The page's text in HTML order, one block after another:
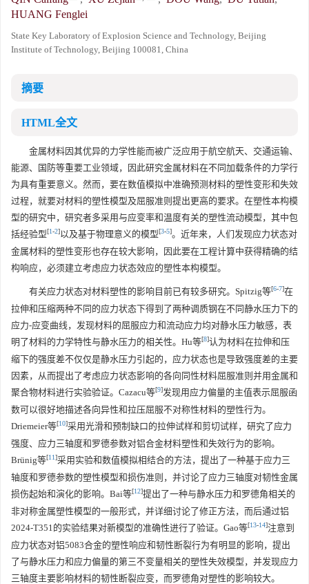
HUANG Fenglei
State Key Laboratory of Explosion Science and Technology, Beijing
Institute of Technology, Beijing 100081, China
摘要
HTML全文
金属材料因其优异的力学性能而被广泛应用于航空航天、交通运输、
能源、国防等重要工业领域，因此研究金属材料在不同加载条件的力学行
为具有重要意义。然而，要在数值模拟中准确预测材料的塑性变形和失效
过程，就要对材料的塑性模型及屈服准则提出更高的要求。在塑性本构模
型的研究中，研究者多采用与应变率和温度有关的塑性流动模型，其中包
括经验型[1-2]以及基于物理意义的模型[3-5]。近年来，人们发现应力状态对
金属材料的塑性变形也存在较大影响，因此要在工程计算中获得精确的结
构响应，必须建立考虑应力状态效应的塑性本构模型。
有关应力状态对材料塑性的影响目前已有较多研究。Spitzig等[6-7]在
拉伸和压缩两种不同的应力状态下得到了两种调质钢在不同静水压力下的
应力-应变曲线，发现材料的屈服应力和流动应力均对静水压力敏感，表
明了材料的力学特性与静水压力的相关性。Hu等[8]认为材料在拉伸和压
缩下的强度差不仅仅是静水压力引起的，应力状态也是导致强度差的主要
因素，从而提出了考虑应力状态影响的各向同性材料屈服准则并用金属和
聚合物材料进行实验验证。Cazacu等[9]发现用应力偏量的主值表示屈服函
数可以很好地描述各向异性和拉压屈服不对称性材料的塑性行为。
Driemeier等[10]采用光滑和预制缺口的拉伸试样和剪切试样，研究了应力
强度、应力三轴度和罗德参数对铝合金材料塑性和失效行为的影响。
Brünig等[11]采用实验和数值模拟相结合的方法，提出了一种基于应力三
轴度和罗德参数的塑性模型和损伤准则，并讨论了应力三轴度对韧性金属
损伤起始和演化的影响。Bai等[12]提出了一种与静水压力和罗德角相关的
非对称金属塑性模型的一般形式，并详细讨论了修正方法，而后通过铝
2024-T351的实验结果对新模型的准确性进行了验证。Gao等[13-14]注意到
应力状态对铝5083合金的塑性响应和韧性断裂行为有明显的影响，提出
了与静水压力和应力偏量的第三不变量相关的塑性失效模型，并发现应力
三轴度主要影响材料的韧性断裂应变，而罗德角对塑性的影响较大。